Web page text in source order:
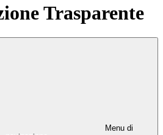
Trasparente
Menu di